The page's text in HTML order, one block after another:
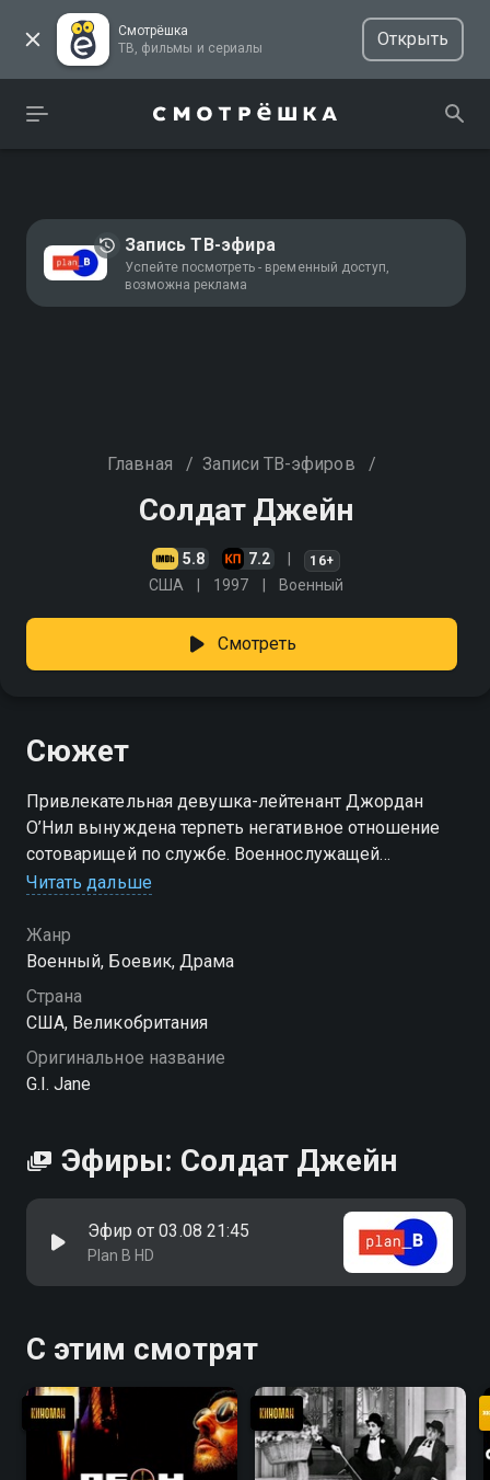
Смотрёшка
ТВ, фильмы и сериалы
Открыть
Запись ТВ-эфира
Успейте посмотреть - временный доступ,
возможна реклама
Главная / Записи ТВ-эфиров /
Солдат Джейн
5.8 7.2 16+
США 1997 Военный
Смотреть
Сюжет
Привлекательная девушка-лейтенант Джордан
О’Нил вынуждена терпеть негативное отношение
сотоварищей по службе. Военнослужащей
приходится ежедневно доказывать, что
является большой ошибкой
Читать дальше
Жанр
Военный, Боевик, Драма
Страна
США, Великобритания
Оригинальное название
G.I. Jane
Эфиры: Солдат Джейн
Эфир от 03.08 21:45
Plan B HD
С этим смотрят